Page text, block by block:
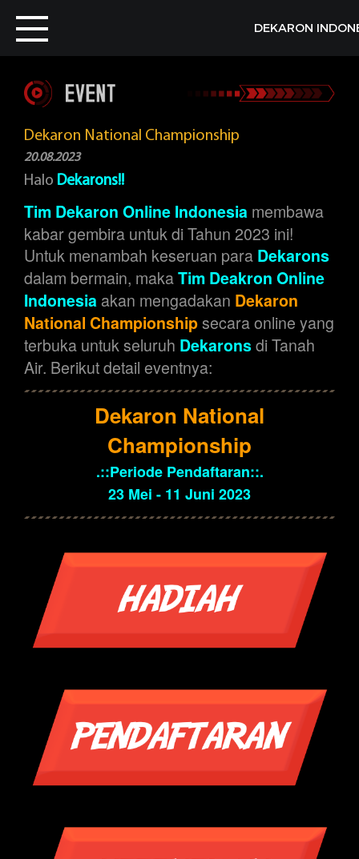
Toggle
navigation
DEKARON
DEKARON
News
Member
Download
Karonium
Dekaron National Championship
20.08.2023
Halo Dekarons!!
Tim Dekaron Online Indonesia membawa
kabar gembira untuk di Tahun 2023 ini!
Untuk menambah keseruan para Dekarons
dalam bermain, makaTim Deakron Online
Indonesia akan mengadakan Dekaron
National Championshipsecara online yang
terbuka untuk seluruh Dekaronsdi Tanah
Air. Berikut detail eventnya:
Dekaron National
Championship
.::Periode Pendaftaran::.
23 Mei - 11 Juni 2023